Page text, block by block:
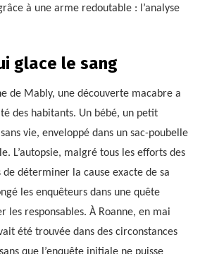
à une arme redoutable : l’analyse
glace le sang
de Mably, une découverte macabre a
des habitants. Un bébé, un petit
vie, enveloppé dans un sac-poubelle
L’autopsie, malgré tous les efforts des
de déterminer la cause exacte de sa
les enquêteurs dans une quête
les responsables. À Roanne, en mai
été trouvée dans des circonstances